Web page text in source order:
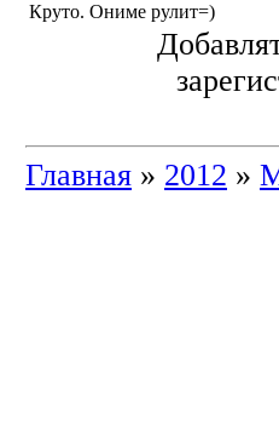
Круто. Ониме рулит=)
Главная » 2012 »